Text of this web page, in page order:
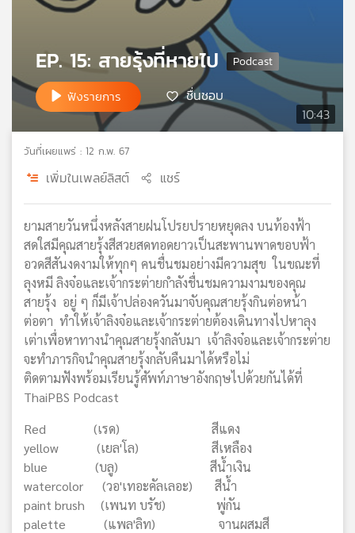
แผนที่
วิทยุ
ข่าย
10:43
EP. 15: สายรุ้งที่หายไป
ฟังรายการ ชื่นชอบ
วันที่เผยแพร่ : 12 ก.พ. 67
เพิ่มในเพลย์ลิสต์ แชร์
ยามสายวันหนึ่งหลังสายฝนโปรยปรายหยุดลง บนท้องฟ้า
สดใสมีคุณสายรุ้งสีสวยสดทอดยาวเป็นสะพานพาดขอบฟ้า
อวดสีสันงดงามให้ทุกๆ คนชื่นชมอย่างมีความสุข ในขณะที่
ลุงหมี ลิงจ๋อและเจ้ากระต่ายกำลังชื่นชมความงามของคุณ
สายรุ้ง อยู่ ๆ ก็มีเจ้าปล่องควันมาจับคุณสายรุ้งกินต่อหน้า
ต่อตา ทำให้เจ้าลิงจ๋อและเจ้ากระต่ายต้องเดินทางไปหาลุง
เต่าเพื่อหาทางนำคุณสายรุ้งกลับมา เจ้าลิงจ๋อและเจ้ากระต่าย
จะทำภารกิจนำคุณสายรุ้งกลับคืนมาได้หรือไม่
ติดตามฟังพร้อมเรียนรู้ศัพท์ภาษาอังกฤษไปด้วยกันได้ที่
ThaiPBS Podcast
Red (เรด) สีแดง
yellow (เยล'โล) สีเหลือง
blue (บลู) สีน้ำเงิน
watercolor (วอ'เทอะคัลเลอะ) สีน้ำ
paint brush (เพนท บรัช) พู่กัน
palette (แพล'ลิท) จานผสมสี